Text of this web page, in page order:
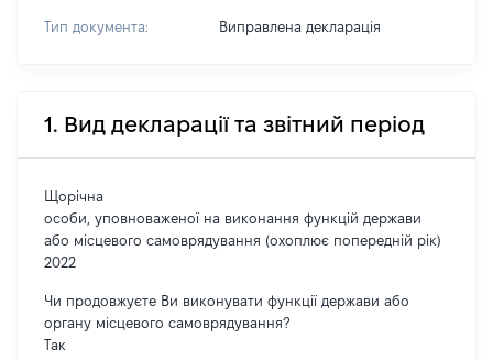
Тип документа: Виправлена декларація
1. Вид декларації та звітний період
Щорічна
особи, уповноваженої на виконання функцій держави
або місцевого самоврядування (охоплює попередній рік)
2022
Чи продовжуєте Ви виконувати функції держави або
органу місцевого самоврядування?
Так